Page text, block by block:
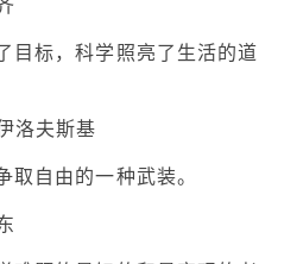
目标，科学照亮了生活的道
夫斯基
取自由的一种武装。